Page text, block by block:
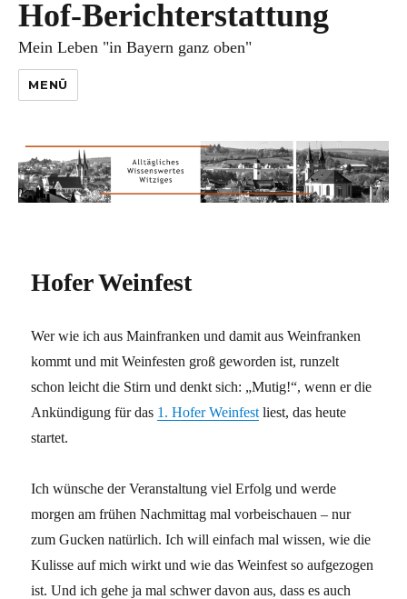
Hof-Berichterstattung
Mein Leben "in Bayern ganz oben"
MENÜ
Hofer Weinfest
Wer wie ich aus Mainfranken und damit aus Weinfranken
kommt und mit Weinfesten groß geworden ist, runzelt
schon leicht die Stirn und denkt sich: „Mutig!“, wenn er die
Ankündigung für das 1. Hofer Weinfest liest, das heute
startet.
Ich wünsche der Veranstaltung viel Erfolg und werde
morgen am frühen Nachmittag mal vorbeischauen – nur
zum Gucken natürlich. Ich will einfach mal wissen, wie die
Kulisse auf mich wirkt und wie das Weinfest so aufgezogen
ist. Und ich gehe ja mal schwer davon aus, dass es auch